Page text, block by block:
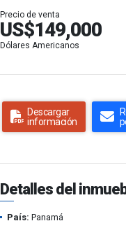
Precio de venta
US$149,000
Dólares Americanos
Descargar
información
Detalles del
País: Panamá